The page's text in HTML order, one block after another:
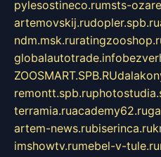
pylesostineco.rumsts-
artemovskij.rudopler.spb.ru
ndm.msk.ru
globalautotrade.info
ZOOSMART.SPB.RU
remontt.spb.ru
terramia.ruacademy62.ru
artem-news.rubiserinca.ru
imshowtv.rumebel-v-tule.ru